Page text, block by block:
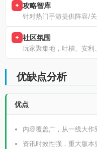
✦ 攻略智库
针对热门手游提供阵容/
✦ 社区氛围
玩家聚集地，吐槽、安利
优缺点分析
优点
内容覆盖广，从一线大作
资讯时效性强，重大版